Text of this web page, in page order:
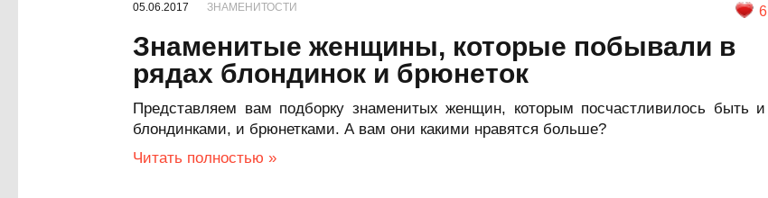
05.06.2017 ЗНАМЕНИТОСТИ 6
Знаменитые женщины, которые побывали в
рядах блондинок и брюнеток
Представляем вам подборку знаменитых женщин, которым посчастливилось быть и
блондинками, и брюнетками. А вам они какими нравятся больше?
Читать полностью »